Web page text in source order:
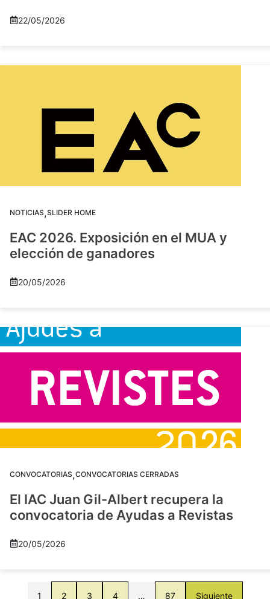
22/05/2026
NOTICIAS,SLIDER HOME
EAC 2026. Exposición en el MUA y
elección de ganadores
20/05/2026
CONVOCATORIAS,CONVOCATORIAS CERRADAS
El IAC Juan Gil-Albert recupera la
convocatoria de Ayudas a Revistas
20/05/2026
1 2 3 4 … 87 Siguiente